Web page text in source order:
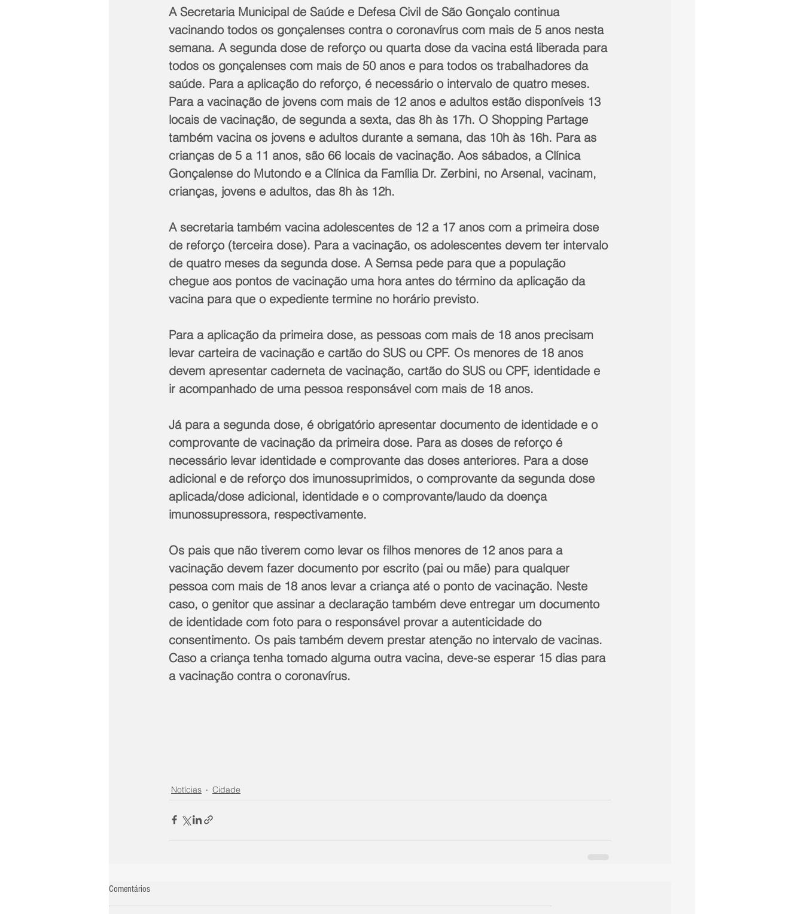
A Secretaria Municipal de Saúde e Defesa Civil de São Gonçalo continua
vacinando todos os gonçalenses contra o coronavírus com mais de 5 anos nesta
semana. A segunda dose de reforço ou quarta dose da vacina está liberada para
todos os gonçalenses com mais de 50 anos e para todos os trabalhadores da
saúde. Para a aplicação do reforço, é necessário o intervalo de quatro meses.
Para a vacinação de jovens com mais de 12 anos e adultos estão disponíveis 13
locais de vacinação, de segunda a sexta, das 8h às 17h. O Shopping Partage
também vacina os jovens e adultos durante a semana, das 10h às 16h. Para as
crianças de 5 a 11 anos, são 66 locais de vacinação. Aos sábados, a Clínica
Gonçalense do Mutondo e a Clínica da Família Dr. Zerbini, no Arsenal, vacinam,
crianças, jovens e adultos, das 8h às 12h.
A secretaria também vacina adolescentes de 12 a 17 anos com a primeira dose
de reforço (terceira dose). Para a vacinação, os adolescentes devem ter intervalo
de quatro meses da segunda dose. A Semsa pede para que a população
chegue aos pontos de vacinação uma hora antes do término da aplicação da
vacina para que o expediente termine no horário previsto.
Para a aplicação da primeira dose, as pessoas com mais de 18 anos precisam
levar carteira de vacinação e cartão do SUS ou CPF. Os menores de 18 anos
devem apresentar caderneta de vacinação, cartão do SUS ou CPF, identidade e
ir acompanhado de uma pessoa responsável com mais de 18 anos.
Já para a segunda dose, é obrigatório apresentar documento de identidade e o
comprovante de vacinação da primeira dose. Para as doses de reforço é
necessário levar identidade e comprovante das doses anteriores. Para a dose
adicional e de reforço dos imunossuprimidos, o comprovante da segunda dose
aplicada/dose adicional, identidade e o comprovante/laudo da doença
imunossupressora, respectivamente.
Os pais que não tiverem como levar os filhos menores de 12 anos para a
vacinação devem fazer documento por escrito (pai ou mãe) para qualquer
pessoa com mais de 18 anos levar a criança até o ponto de vacinação. Neste
caso, o genitor que assinar a declaração também deve entregar um documento
de identidade com foto para o responsável provar a autenticidade do
consentimento. Os pais também devem prestar atenção no intervalo de vacinas.
Caso a criança tenha tomado alguma outra vacina, deve-se esperar 15 dias para
a vacinação contra o coronavírus.
Notícias Cidade
Comentários